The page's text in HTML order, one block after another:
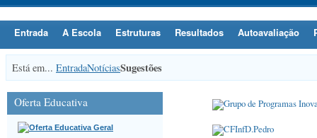
Entrada A Escola Estruturas Resultados Autoavaliação
Está em... EntradaNotíciasSugestões
Oferta Educativa